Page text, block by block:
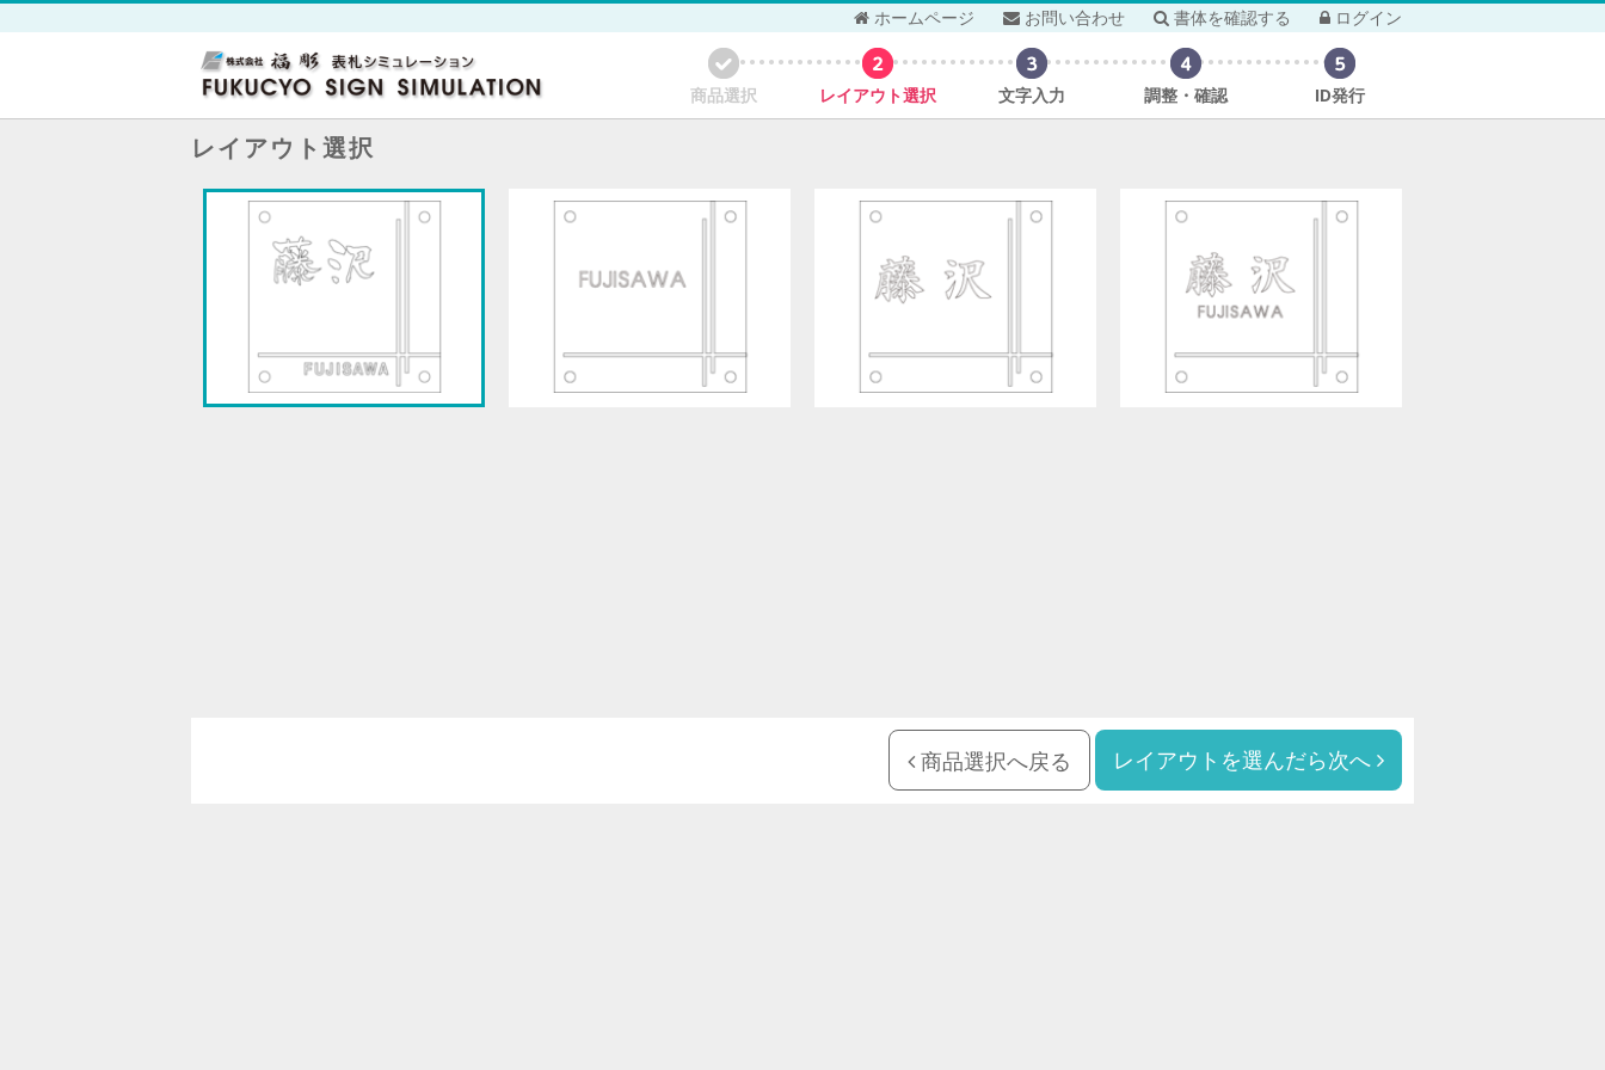
ホームページ お問い合わせ 書体を確認する ログイン
商品選択 レイアウト選択 文字入力 調整・確認 ID発行
レイアウト選択
商品選択へ戻る レイアウトを選んだら次へ